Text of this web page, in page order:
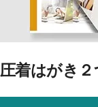
圧着はがき２